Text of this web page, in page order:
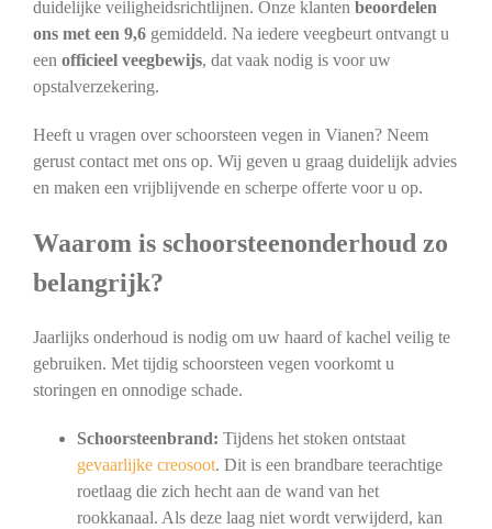
duidelijke veiligheidsrichtlijnen. Onze klanten beoordelen
ons met een 9,6gemiddeld. Na iedere veegbeurt ontvangt u
een officieel veegbewijs, dat vaak nodig is voor uw
opstalverzekering.
Heeft u vragen over schoorsteen vegen in Vianen? Neem
gerust contact met ons op. Wij geven u graag duidelijk advies
en maken een vrijblijvende en scherpe offerte voor u op.
Waarom is schoorsteenonderhoud zo
belangrijk?
Jaarlijks onderhoud is nodig om uw haard of kachel veilig te
gebruiken. Met tijdig schoorsteen vegen voorkomt u
storingen en onnodige schade.
Schoorsteenbrand: Tijdens het stoken ontstaat
gevaarlijke creosoot. Dit is een brandbare teerachtige
roetlaag die zich hecht aan de wand van het
rookkanaal. Als deze laag niet wordt verwijderd, kan